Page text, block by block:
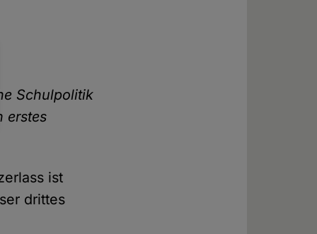
Schulpolitik
erstes
ist
drittes